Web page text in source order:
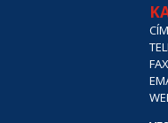
CÍM
FAX